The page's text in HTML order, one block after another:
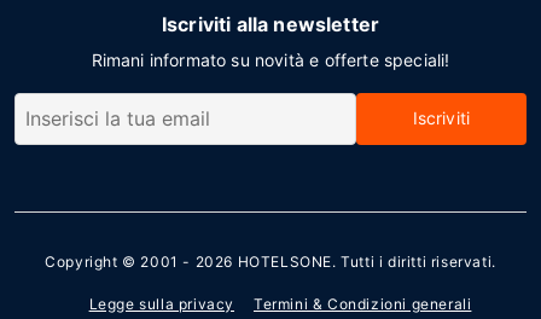
Iscriviti alla newsletter
Rimani informato su novità e offerte speciali!
Iscriviti
Copyright © 2001 - 2026 HOTELSONE. Tutti i diritti riservati.
Legge sulla privacy Termini & Condizioni generali